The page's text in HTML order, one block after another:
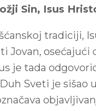
Sin, Isus
tradiciji,
Jovan, osećajući
je tada
Sveti je sišao